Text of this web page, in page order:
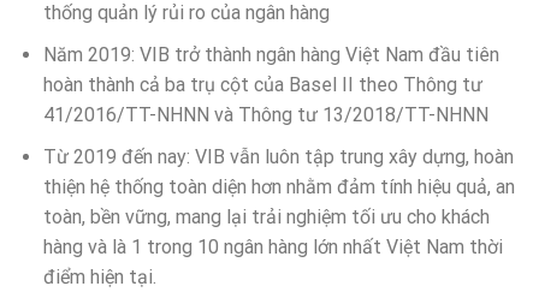
thống quản lý rủi ro của ngân hàng
Năm 2019: VIB trở thành ngân hàng Việt Nam đầu tiên
hoàn thành cả ba trụ cột của Basel II theo Thông tư
41/2016/TT-NHNN và Thông tư 13/2018/TT-NHNN
Từ 2019 đến nay: VIB vẫn luôn tập trung xây dựng, hoàn
thiện hệ thống toàn diện hơn nhằm đảm tính hiệu quả, an
toàn, bền vững, mang lại trải nghiệm tối ưu cho khách
hàng và là 1 trong 10 ngân hàng lớn nhất Việt Nam thời
điểm hiện tại.